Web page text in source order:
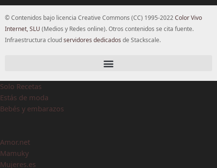
© Contenidos bajo licencia Creative Commons (CC) 1995-2022Color Vivo
Internet, SLU (Medios y Redes online). Otros contenidos se cita fuente.
Infraestructura cloudservidores dedicados de Stackscale.
Solo Recetas
Estás de moda
Bebés y embarazos
Amor.net
Mamuky
Mujeres.es